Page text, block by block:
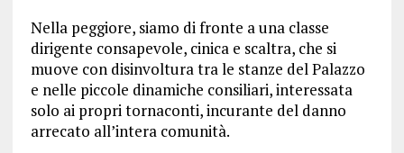
Nella peggiore, siamo di fronte a una classe
dirigente consapevole, cinica e scaltra, che si
muove con disinvoltura tra le stanze del Palazzo
e nelle piccole dinamiche consiliari, interessata
solo ai propri tornaconti, incurante del danno
arrecato all’intera comunità.